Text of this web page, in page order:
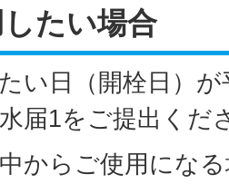
たい場合
い日（開栓日）
届1をご提出くだ
からご使用にな